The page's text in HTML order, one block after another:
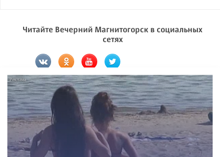
Читайте Вечерний Магнитогорск в социальных
сетях